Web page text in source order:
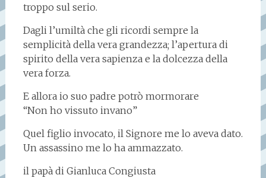
troppo sul serio.
Dagli l’umiltà che gli ricordi sempre la
semplicità della vera grandezza; l’apertura di
spirito della vera sapienza e la dolcezza della
vera forza.
E allora io suo padre potrò mormorare
“Non ho vissuto invano”
Quel figlio invocato, il Signore me lo aveva dato.
Un assassino me lo ha ammazzato.
il papà di Gianluca Congiusta